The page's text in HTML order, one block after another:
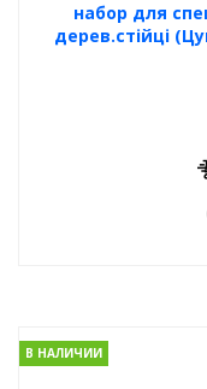
набор для
дерев.стійці
В НАЛИЧИИ